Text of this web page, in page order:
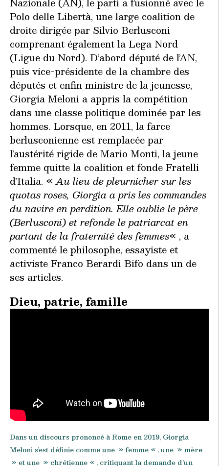
Polo delle Libertà, une large coalition de
droite dirigée par Silvio Berlusconi
comprenant également la Lega Nord
(Ligue du Nord). D’abord député de l’AN,
puis vice-présidente de la chambre des
députés et enfin ministre de la jeunesse,
Giorgia Meloni a appris la compétition
dans une classe politique dominée par les
hommes. Lorsque, en 2011, la farce
berlusconienne est remplacée par
l’austérité rigide de Mario Monti, la jeune
femme quitte la coalition et fonde Fratelli
d’Italia. «Au lieu de pleurnicher sur les
quotas roses, Giorgia a pris les commandes
du navire en perdition. Elle oublie le père
(Berlusconi) et refonde le patriarcat en
partant de la fraternité des femmes« , a
commenté le philosophe, essayiste et
activiste Franco Berardi Bifo dans un de
ses articles.
Dieu, patrie, famille
Dans un discours prononcé à Rome en 2019, Giorgia
Meloni s’est définie comme une » femme « , une » mère
» et une » chrétienne « , critiquant la demande d’un